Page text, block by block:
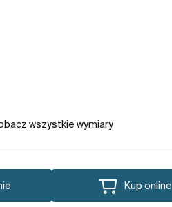
wszystkie wymiary
Kup online